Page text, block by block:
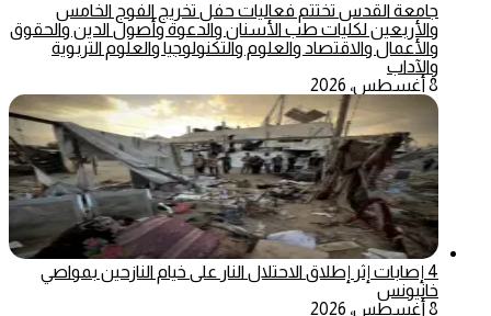
جامعة القدس تختتم فعاليات حفل تخريج الفوج الخامس
والأربعين لكليات طب الأسنان والدعوة وأصول الدين والحقوق
والأعمال والاقتصاد والعلوم والتكنولوجيا والعلوم التربوية
والآداب
8 أغسطس، 2026
4 إصابات إثر إطلاق الاحتلال النار على خيام النازحين بمواصي
خانيونس
8 أغسطس، 2026